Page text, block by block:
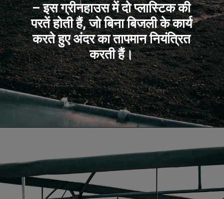
– इस ग्रीनहाउस में दो प्लास्टिक की
परतें होती हैं, जो बिना बिजली के कार्य
करते हुए अंदर का तापमान नियंत्रित
करती हैं।